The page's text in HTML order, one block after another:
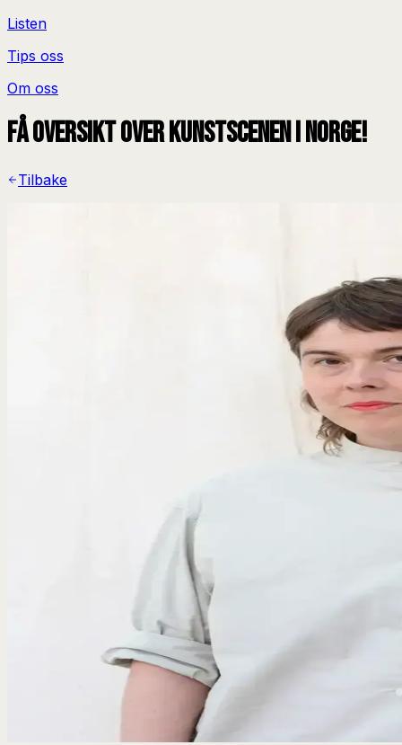
Listen
Tips oss
Om oss
Få oversikt over kunstscenen i Norge!
Tilbake